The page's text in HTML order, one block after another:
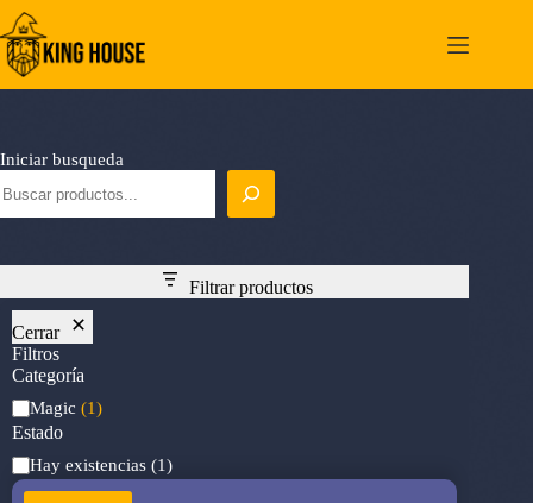
Saltar
al
contenido
Iniciar busqueda
Filtrar productos
Cerrar
Filtros
Categoría
Categoría
Magic (1)
Estado
Estado
Hay existencias (1)